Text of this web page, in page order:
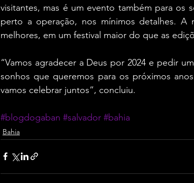
visitantes, mas é um evento também para os
perto a operação, nos mínimos detalhes. A
melhores, em um festival maior do que as
“Vamos agradecer a Deus por 2024 e pedir
sonhos que queremos para os próximos
vamos celebrar juntos”, concluiu.
#blogdogaban #salvador #bahia
Bahia